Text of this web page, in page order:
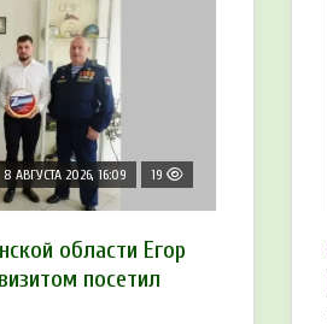
8 АВГУСТА 2026, 16:09 19
области Егор
посетил